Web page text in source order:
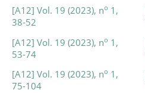
[A12] Vol. 19 (2023), no 1,
38-52
[A12] Vol. 19 (2023), no 1,
53-74
[A12] Vol. 19 (2023), no 1,
75-104